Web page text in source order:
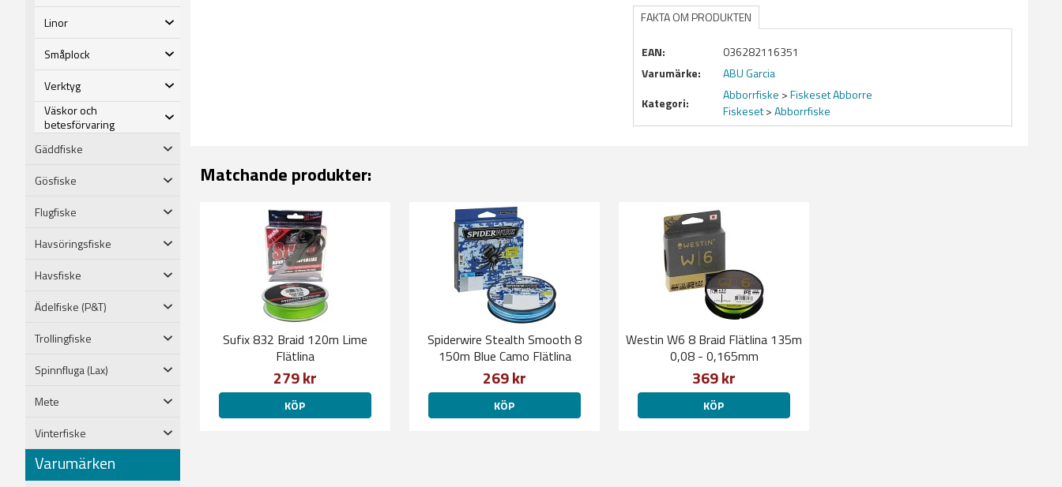
Linor
Småplock
Verktyg
Väskor och
betesförvaring
Gäddfiske
Gösfiske
Flugfiske
Havsöringsfiske
Havsfiske
Ädelfiske (P&T)
Trollingfiske
Spinnfluga (Lax)
Mete
Vinterfiske
Varumärken
FAKTA OM PRODUKTEN
EAN:
036282116351
Varumärke:
ABU Garcia
Kategori:
Abborrfiske >Fiskeset Abborre
Fiskeset>Abborrfiske
Matchande produkter:
Sufix 832 Braid 120m Lime
Flätlina
279 kr
KÖP
Spiderwire Stealth Smooth 8
150m Blue Camo Flätlina
269 kr
KÖP
Westin W6 8 Braid Flätlina 135m
0,08 - 0,165mm
369 kr
KÖP